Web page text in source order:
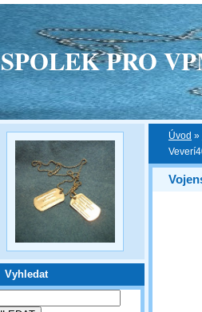
SPOLEK PRO
Vyhledat
Úvod »